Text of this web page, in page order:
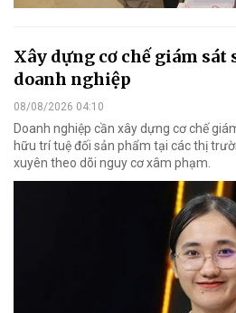
Xây dựng cơ chế giám
doanh nghiệp
08/08/2026 04:10
Doanh nghiệp cần xây dựng cơ chế
hữu trí tuệ đối sản phẩm tại các thị
xuyên theo dõi nguy cơ xâm phạm.